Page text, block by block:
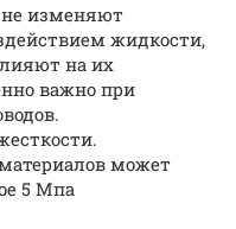
не изменяют
жидкости,
на их
важно при
может
5 Мпа